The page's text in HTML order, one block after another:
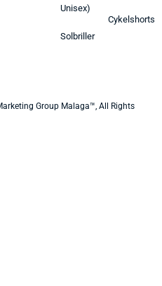
Unisex)
Solbriller
Cykelshorts
Group Malaga™, All Rights